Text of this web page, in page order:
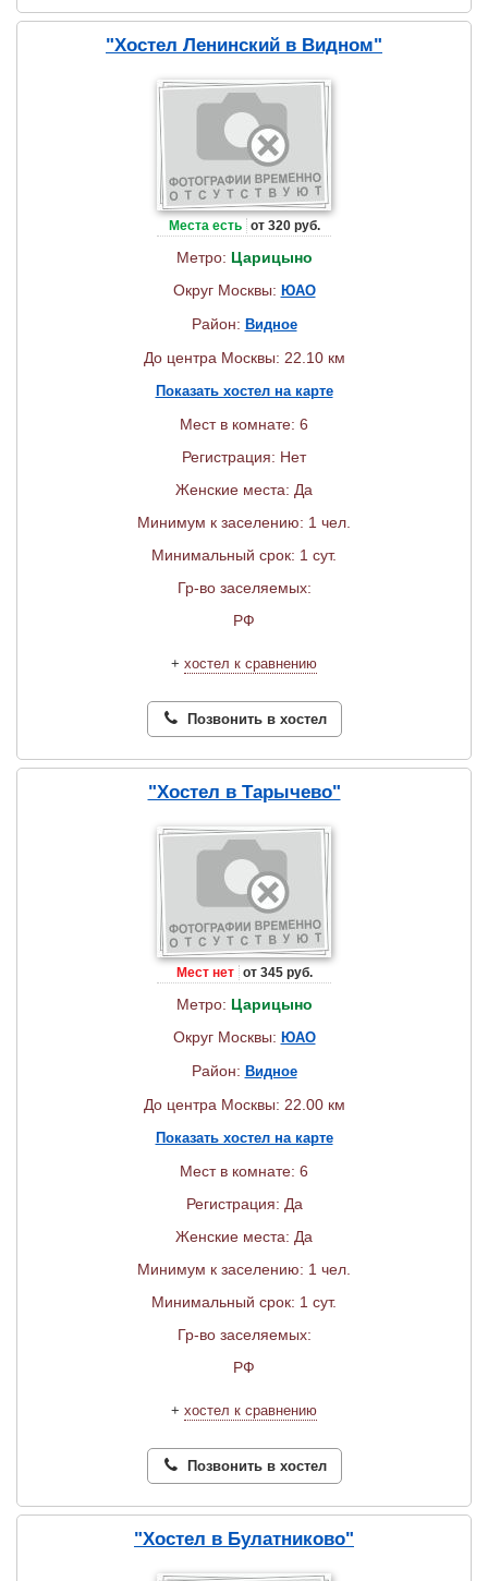
"Хостел Ленинский в Видном"
Места есть от 320 руб.
Метро: Царицыно
Округ Москвы: ЮАО
Район: Видное
До центра Москвы: 22.10 км
Показать хостел на карте
Мест в комнате: 6
Регистрация: Нет
Женские места: Да
Минимум к заселению: 1 чел.
Минимальный срок: 1 сут.
Гр-во заселяемых:
РФ
+ хостел к сравнению
Позвонить в хостел
"Хостел в Тарычево"
Мест нет от 345 руб.
Метро: Царицыно
Округ Москвы: ЮАО
Район: Видное
До центра Москвы: 22.00 км
Показать хостел на карте
Мест в комнате: 6
Регистрация: Да
Женские места: Да
Минимум к заселению: 1 чел.
Минимальный срок: 1 сут.
Гр-во заселяемых:
РФ
+ хостел к сравнению
Позвонить в хостел
"Хостел в Булатниково"